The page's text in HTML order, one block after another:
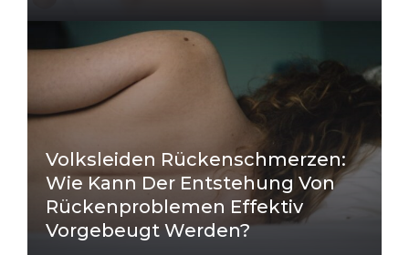
Volksleiden Rückenschmerzen:
Wie Kann Der Entstehung Von
Rückenproblemen Effektiv
Vorgebeugt Werden?